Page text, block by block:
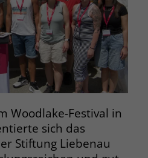
Woodlake-Festival in
sich das
Stiftung Liebenau